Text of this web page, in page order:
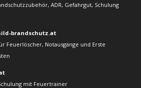
ADR, Gefahrgut, Schulung
brandschutz.at
Feuerlöscher, Notausgänge und Erste
mit Feuertrainer